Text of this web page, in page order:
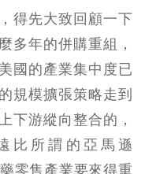
得先大致回顧一下
多年的併購重組，
國的產業集中度已
規模擴張策略走到
下游縱向整合的，
比所謂的亞馬遜
零售產業要來得重